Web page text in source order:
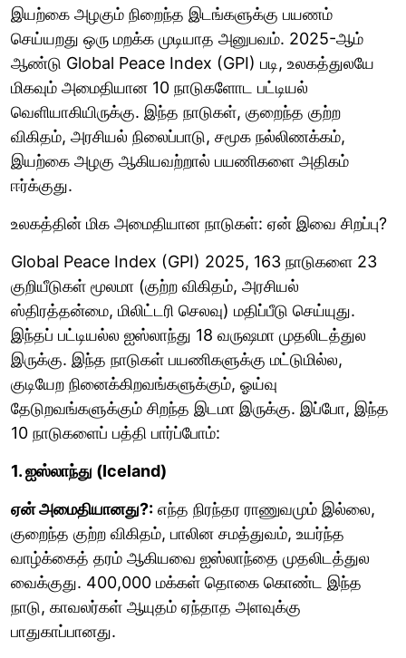
இயற்கை அழகும் நிறைந்த இடங்களுக்கு பயணம்
செய்யறது ஒரு மறக்க முடியாத அனுபவம். 2025-ஆம்
ஆண்டு Global Peace Index (GPI) படி, உலகத்துலயே
மிகவும் அமைதியான 10 நாடுகளோட பட்டியல்
வெளியாகியிருக்கு. இந்த நாடுகள், குறைந்த குற்ற
விகிதம், அரசியல் நிலைப்பாடு, சமூக நல்லிணக்கம்,
இயற்கை அழகு ஆகியவற்றால் பயணிகளை அதிகம்
ஈர்க்குது.
உலகத்தின் மிக அமைதியான நாடுகள்: ஏன் இவை சிறப்பு?
Global Peace Index (GPI) 2025, 163 நாடுகளை 23
குறியீடுகள் மூலமா (குற்ற விகிதம், அரசியல்
ஸ்திரத்தன்மை, மிலிட்டரி செலவு) மதிப்பீடு செய்யுது.
இந்தப் பட்டியல்ல ஐஸ்லாந்து 18 வருஷமா முதலிடத்துல
இருக்கு. இந்த நாடுகள் பயணிகளுக்கு மட்டுமில்ல,
குடியேற நினைக்கிறவங்களுக்கும், ஓய்வு
தேடுறவங்களுக்கும் சிறந்த இடமா இருக்கு. இப்போ, இந்த
10 நாடுகளைப் பத்தி பார்ப்போம்:
1. ஐஸ்லாந்து (Iceland)
ஏன் அமைதியானது?: எந்த நிரந்தர ராணுவமும் இல்லை,
குறைந்த குற்ற விகிதம், பாலின சமத்துவம், உயர்ந்த
வாழ்க்கைத் தரம் ஆகியவை ஐஸ்லாந்தை முதலிடத்துல
வைக்குது. 400,000 மக்கள் தொகை கொண்ட இந்த
நாடு, காவலர்கள் ஆயுதம் ஏந்தாத அளவுக்கு
பாதுகாப்பானது.